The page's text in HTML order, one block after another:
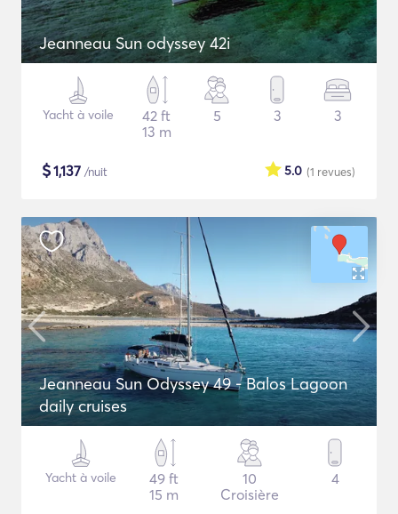
Jeanneau Sun odyssey 42i
Yacht à voile
42 ft
13 m
5 3 3
$1,137 /nuit (1 revues)
5.0
Jeanneau Sun Odyssey 49 - Balos Lagoon
daily cruises
Yacht à voile
49 ft
15 m
10
Croisière
4